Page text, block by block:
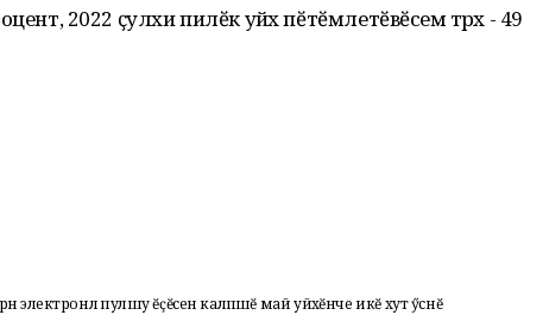
2022 ҫулхи пилӗк уйӑх пӗтӗмлетӗвӗсем тӑрӑх - 49
пулӑшу ӗҫӗсен калӑпӑшӗ май уйӑхӗнче икӗ хут ӳснӗ